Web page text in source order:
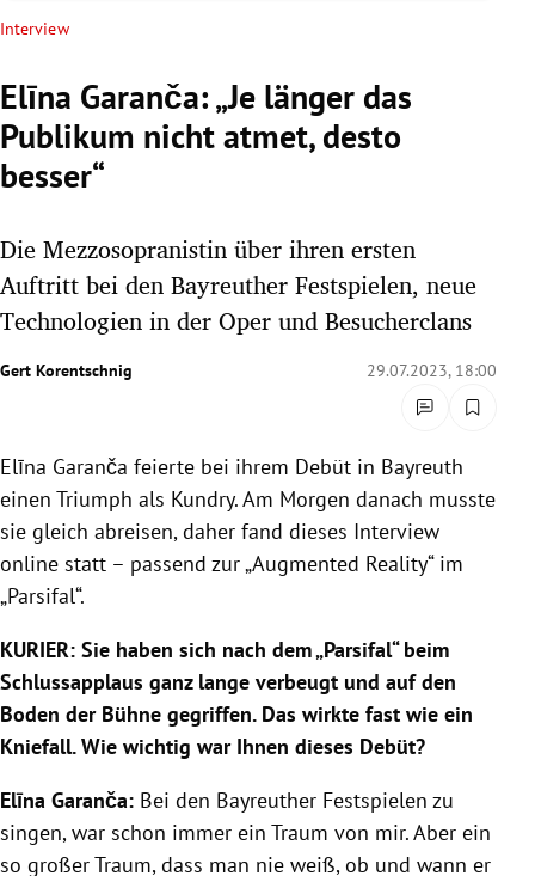
Untermenü
Untermenü
Untermenü
Untermenü
Untermenü
Untermenü
Interview
Elīna Garanča: „Je länger das
Publikum nicht atmet, desto
besser“
Die Mezzosopranistin über ihren ersten
Auftritt bei den Bayreuther Festspielen, neue
Technologien in der Oper und Besucherclans
Gert Korentschnig 29.07.2023, 18:00
Elīna Garanča feierte bei ihrem Debüt in Bayreuth
einen Triumph als Kundry. Am Morgen danach musste
sie gleich abreisen, daher fand dieses Interview
online statt – passend zur „Augmented Reality“ im
„Parsifal“.
KURIER: Sie haben sich nach dem „Parsifal“ beim
Schlussapplaus ganz lange verbeugt und auf den
Boden der Bühne gegriffen. Das wirkte fast wie ein
Kniefall. Wie wichtig war Ihnen dieses Debüt?
Elīna Garanča: Bei den Bayreuther Festspielen zu
singen, war schon immer ein Traum von mir. Aber ein
so großer Traum, dass man nie weiß, ob und wann er